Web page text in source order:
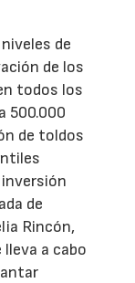
de
de los
todos los
500.000
de toldos
de
Rincón,
a cabo